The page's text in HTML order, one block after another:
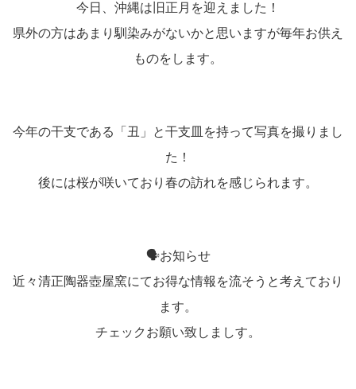
今日、沖縄は旧正月を迎えました！
県外の方はあまり馴染みがないかと思いますが毎年お供え
ものをします。
今年の干支である「丑」と干支皿を持って写真を撮りまし
た！
後には桜が咲いており春の訪れを感じられます。
🗣お知らせ
近々清正陶器壺屋窯にてお得な情報を流そうと考えており
ます。
チェックお願い致しましす。